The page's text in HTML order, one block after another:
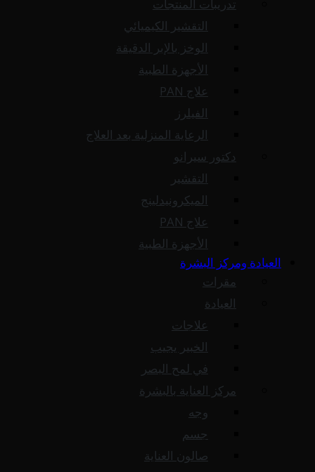
تدريبات المنتجات
التقشير الكيميائي
الوخز بالإبر الدقيقة
الأجهزة الطبية
علاج PAN
الفيلرز
الرعاية المنزلية بعد العلاج
دكتور سيرانو
التقشير
الميكرونيدلينج
علاج PAN
الأجهزة الطبية
العيادة ومركز البشرة
مقرات
العيادة
علاجات
الخبير يجيب
في لمح البصر
مركز العناية بالبشرة
وجه
جسم
صالون العناية